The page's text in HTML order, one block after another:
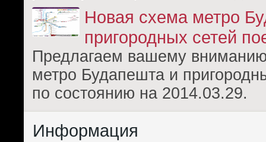
Новая схема метро
пригородных сетей
Предлагаем вашему
метро Будапешта и
по состоянию на 2014.03.29.
Информация